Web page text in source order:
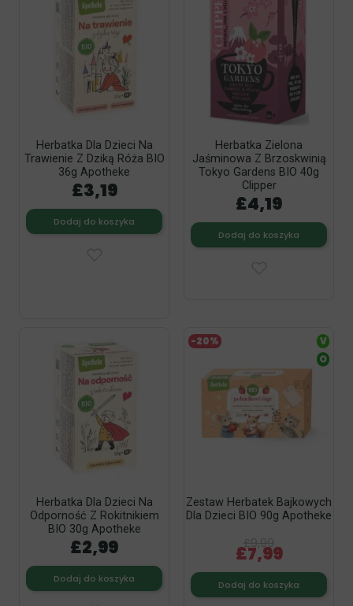
Herbatka Dla Dzieci Na
Trawienie Z Dziką Róża BIO
36g Apotheke
£3,19
Dodaj do koszyka
Herbatka Zielona
Jaśminowa Z Brzoskwinią
Tokyo Gardens BIO 40g
Clipper
£4,19
Dodaj do koszyka
Herbatka Dla Dzieci Na
Odporność Z Rokitnikiem
BIO 30g Apotheke
£2,99
Dodaj do koszyka
Zestaw Herbatek Bajkowych
Dla Dzieci BIO 90g Apotheke
£9,99
£7,99
Dodaj do koszyka
-20%
V
O